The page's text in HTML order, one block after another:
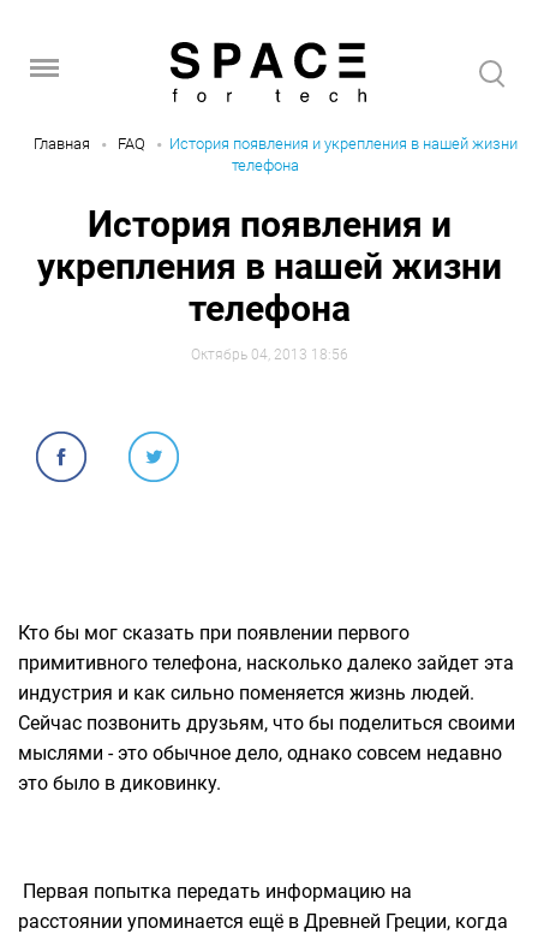
Главная FAQ
История появления и укрепления в нашей жизни
телефона
История появления и
укрепления в нашей жизни
телефона
Октябрь 04, 2013 18:56
Кто бы мог сказать при появлении первого
примитивного телефона, насколько далеко зайдет эта
индустрия и как сильно поменяется жизнь людей.
Сейчас позвонить друзьям, что бы поделиться своими
мыслями - это обычное дело, однако совсем недавно
это было в диковинку.
Первая попытка передать информацию на
расстоянии упоминается ещё в Древней Греции, когда